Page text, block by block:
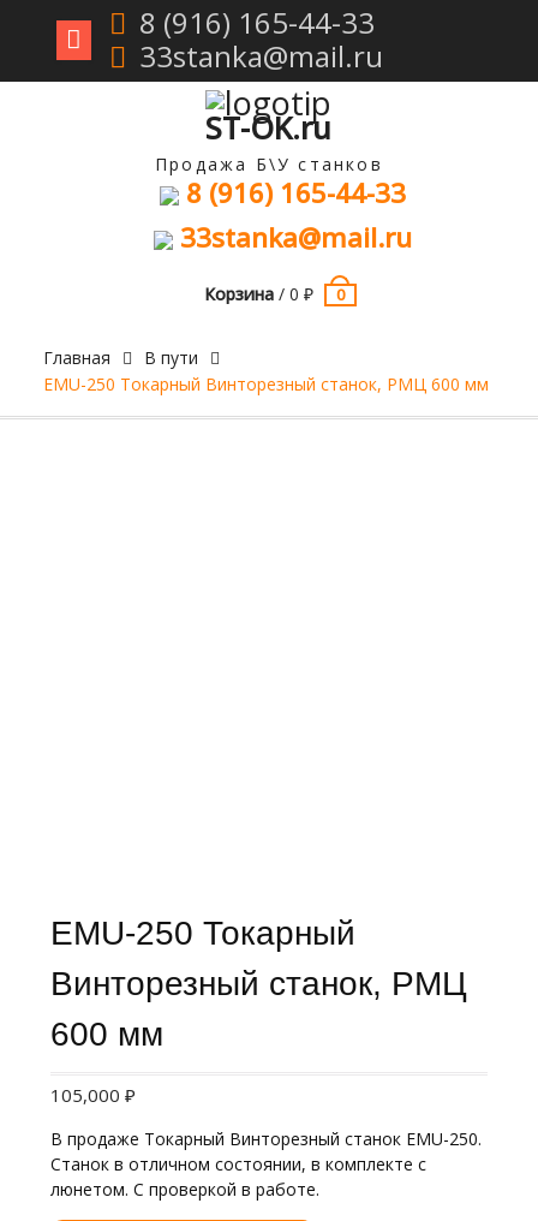
Перейти
8 (916) 165-44-33
33stanka@mail.ru
ST-OK.ru
Продажа Б\У станков
8 (916) 165-44-33
33stanka@mail.ru
Корзина/ 0 ₽ 0
Главная
В пути
EMU-250 Токарный Винторезный станок, РМЦ 600 мм
EMU-250 Токарный
Винторезный станок, РМЦ
600 мм
105,000 ₽
В продаже Токарный Винторезный станок EMU-250.
Станок в отличном состоянии, в комплекте с
люнетом. С проверкой в работе.